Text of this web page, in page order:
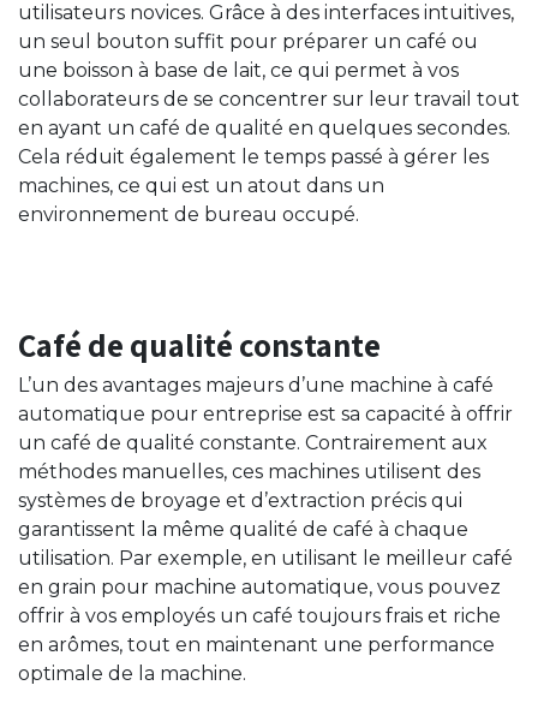
utilisateurs novices. Grâce à des interfaces intuitives,
un seul bouton suffit pour préparer un café ou
une boisson à base de lait, ce qui permet à vos
collaborateurs de se concentrer sur leur travail tout
en ayant un café de qualité en quelques secondes.
Cela réduit également le temps passé à gérer les
machines, ce qui est un atout dans un
environnement de bureau occupé.
Café de qualité constante
L’un des avantages majeurs d’une machine à café
automatique pour entreprise est sa capacité à offrir
un café de qualité constante. Contrairement aux
méthodes manuelles, ces machines utilisent des
systèmes de broyage et d’extraction précis qui
garantissent la même qualité de café à chaque
utilisation. Par exemple, en utilisant le meilleur café
en grain pour machine automatique, vous pouvez
offrir à vos employés un café toujours frais et riche
en arômes, tout en maintenant une performance
optimale de la machine.